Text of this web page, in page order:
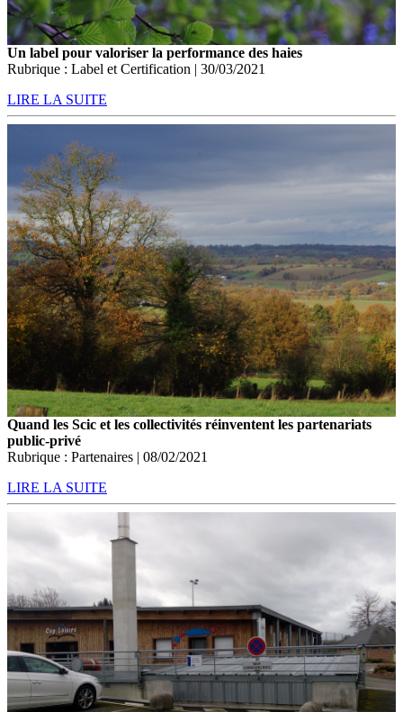
Un label pour valoriser la performance des haies
Rubrique : Label et Certification | 30/03/2021
LIRE LA SUITE
Quand les Scic et les collectivités réinventent les partenariats
public-privé
Rubrique : Partenaires | 08/02/2021
LIRE LA SUITE